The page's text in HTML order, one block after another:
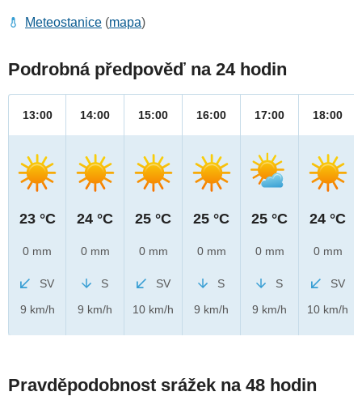
Meteostanice (mapa)
Podrobná předpověď na 24 hodin
13:00
23 °C
0 mm
SV
9 km/h
14:00
24 °C
0 mm
S
9 km/h
15:00
25 °C
0 mm
SV
10 km/h
16:00
25 °C
0 mm
S
9 km/h
17:00
25 °C
0 mm
S
9 km/h
18:00
24 °C
0 mm
SV
10 km/h
Pravděpodobnost srážek na 48 hodin